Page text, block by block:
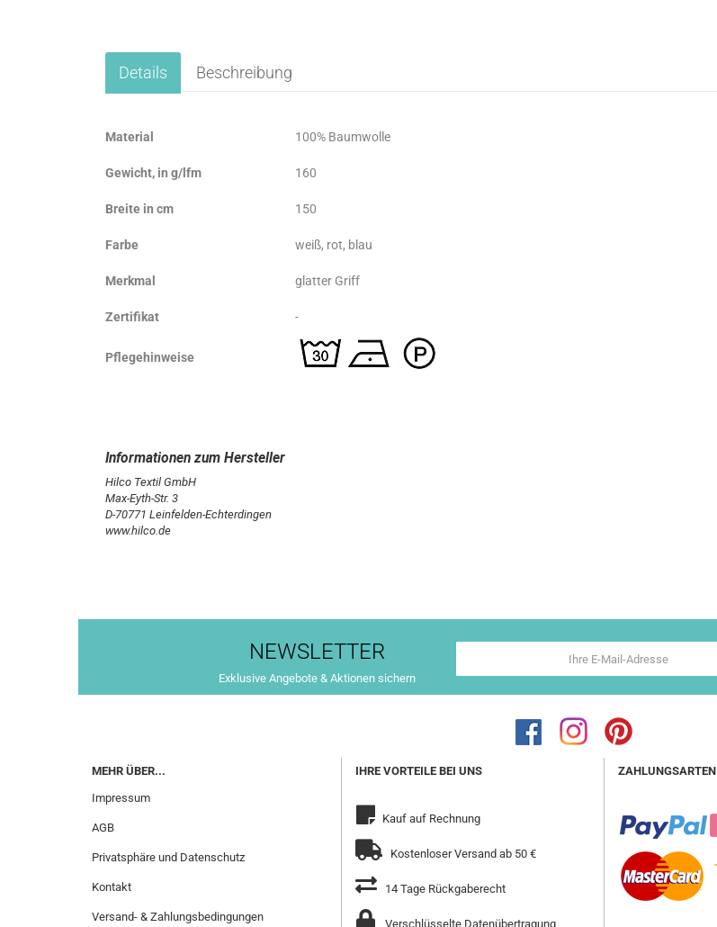
Details Beschreibung
Material 100% Baumwolle
Gewicht, in g/lfm 160
Breite in cm 150
Farbe weiß, rot, blau
Merkmal glatter Griff
Zertifikat -
Pflegehinweise
Hilco Textil GmbH
Max-Eyth-Str. 3
D-70771 Leinfelden-Echterdingen
www.hilco.de
NEWSLETTER
Exklusive Angebote & Aktionen sichern
MEHR ÜBER...
Impressum
AGB
Privatsphäre und Datenschutz
Kontakt
Versand- & Zahlungsbedingungen
IHRE VORTEILE BEI UNS
Kauf auf Rechnung
Kostenloser Versand ab 50 €
14 Tage Rückgaberecht
Verschlüsselte Datenübertragung
ZAHLUNGSARTEN